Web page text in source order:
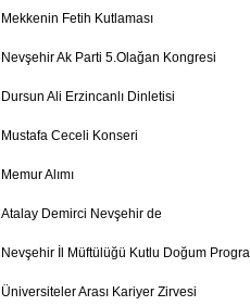
Mekkenin Fetih Kutlaması
Nevşehir Ak Parti 5.Olağan Kongresi
Dursun Ali Erzincanlı Dinletisi
Mustafa Ceceli Konseri
Memur Alımı
Atalay Demirci Nevşehir de
Nevşehir İl Müftülüğü Kutlu Doğum
Üniversiteler Arası Kariyer Zirvesi